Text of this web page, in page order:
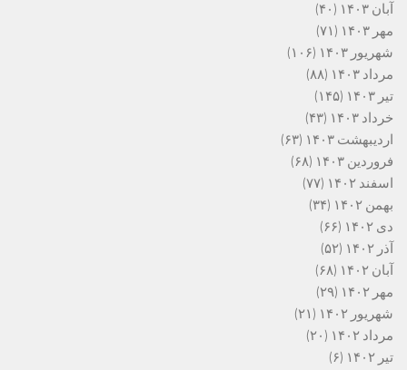
آبان ۱۴۰۳
(۴۰)
مهر ۱۴۰۳
(۷۱)
شهریور ۱۴۰۳
(۱۰۶)
مرداد ۱۴۰۳
(۸۸)
تیر ۱۴۰۳
(۱۴۵)
خرداد ۱۴۰۳
(۴۳)
اردیبهشت ۱۴۰۳
(۶۳)
فروردین ۱۴۰۳
(۶۸)
اسفند ۱۴۰۲
(۷۷)
بهمن ۱۴۰۲
(۳۴)
دی ۱۴۰۲
(۶۶)
آذر ۱۴۰۲
(۵۲)
آبان ۱۴۰۲
(۶۸)
مهر ۱۴۰۲
(۲۹)
شهریور ۱۴۰۲
(۲۱)
مرداد ۱۴۰۲
(۲۰)
تیر ۱۴۰۲
(۶)